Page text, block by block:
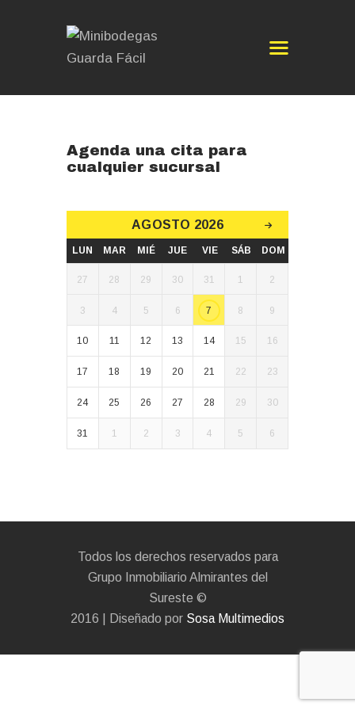
CONÓCENOS
MINIBODEGAS
BLOG
SOLICITA UNA
MINIBODEGA
Agenda una cita para
cualquier sucursal
AGOSTO 2026
LUN MAR MIÉ JUE VIE SÁB DOM
27 28 29 30 31 1 2
3 4 5 6 7 8 9
10 11 12 13 14 15 16
17 18 19 20 21 22 23
24 25 26 27 28 29 30
31 1 2 3 4 5 6
Todos los derechos reservados para
Grupo Inmobiliario Almirantes del
Sureste ©
2016 | Diseñado por Sosa Multimedios